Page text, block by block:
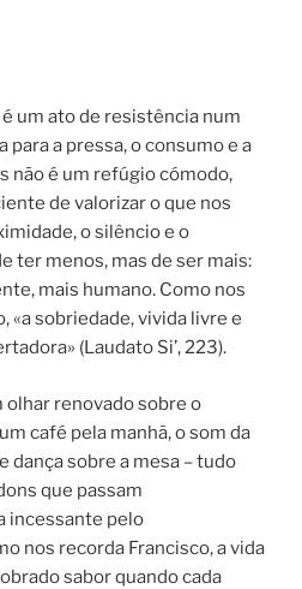
um ato de resistência num
a pressa, o consumo e a
não é um refúgio cómodo,
de valorizar o que nos
o silêncio e o
ter menos, mas de ser mais:
mais humano. Como nos
«a sobriedade, vivida livre e
(Laudato Si’, 223).
renovado sobre o
café pela manhã, o som da
dança sobre a mesa – tudo
que passam
incessante pelo
nos recorda Francisco, a vida
sabor quando cada